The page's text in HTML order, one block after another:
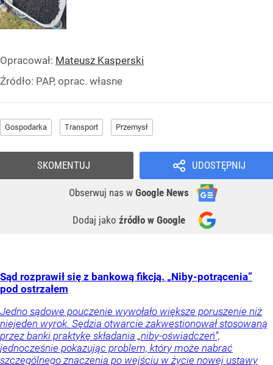
Opracował: Mateusz Kasperski
Źródło: PAP, oprac. własne
Gospodarka Transport Przemysł
UDOSTĘPNIJ
Obserwuj nas w Google News
Dodaj jako źródło w Google
SKOMENTUJ
Sąd rozprawił się z bankową fikcją. „Niby-potrącenia”
pod ostrzałem
Jedno sądowe pouczenie wywołało większe poruszenie niż
niejeden wyrok. Sędzia otwarcie zakwestionował stosowaną
przez banki praktykę składania „niby-oświadczeń”,
jednocześnie pokazując problem, który może nabrać
szczególnego znaczenia po wejściu w życie nowej ustawy